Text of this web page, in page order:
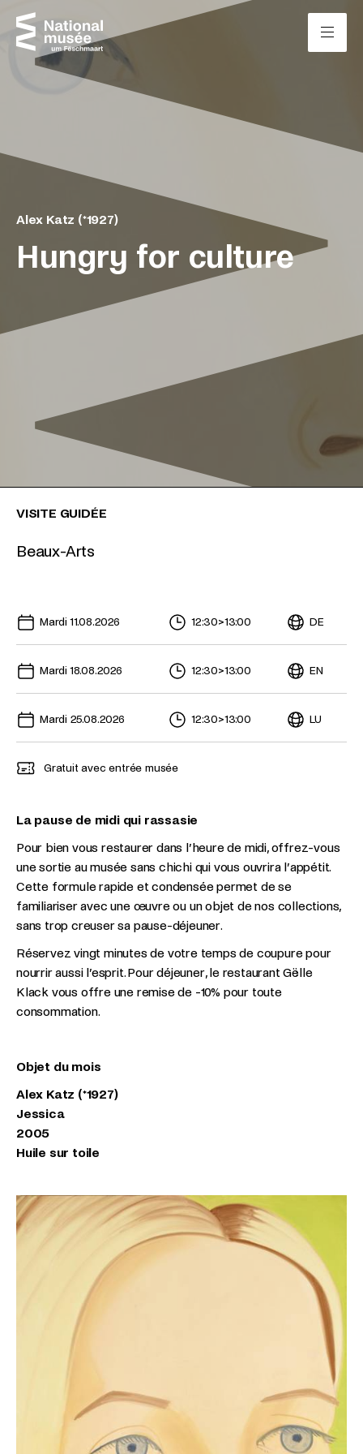
Passer directement au contenu
Hungry for culture
Alex Katz (*1927)
VISITE GUIDÉE
Beaux-Arts
Mardi 11.08.2026
12:30>13:00 DE
Mardi 18.08.2026 12:30>13:00 EN
Mardi 25.08.2026 12:30>13:00 LU
Gratuit avec entrée musée
La pause de midi qui rassasie
Pour bien vous restaurer dans l’heure de midi, offrez-vous
une sortie au musée sans chichi qui vous ouvrira l’appétit.
Cette formule rapide et condensée permet de se
familiariser avec une œuvre ou un objet de nos collections,
sans trop creuser sa pause-déjeuner.
Réservez vingt minutes de votre temps de coupure pour
nourrir aussi l’esprit. Pour déjeuner, le restaurant Gëlle
Klack vous offre une remise de -10% pour toute
consommation.
Objet du mois
Alex Katz (*1927)
Jessica
2005
Huile sur toile
Panneau de gestion des cookies